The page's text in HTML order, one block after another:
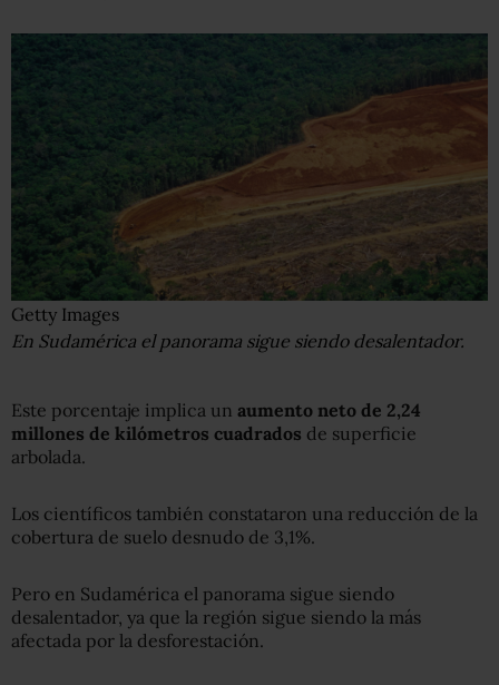
Getty Images
En Sudamérica el panorama sigue siendo desalentador.
Este porcentaje implica un aumento neto de 2,24
millones de kilómetros cuadrados de superficie
arbolada.
Los científicos también constataron una reducción de la
cobertura de suelo desnudo de 3,1%.
Pero en Sudamérica el panorama sigue siendo
desalentador, ya que la región sigue siendo la más
afectada por la desforestación.